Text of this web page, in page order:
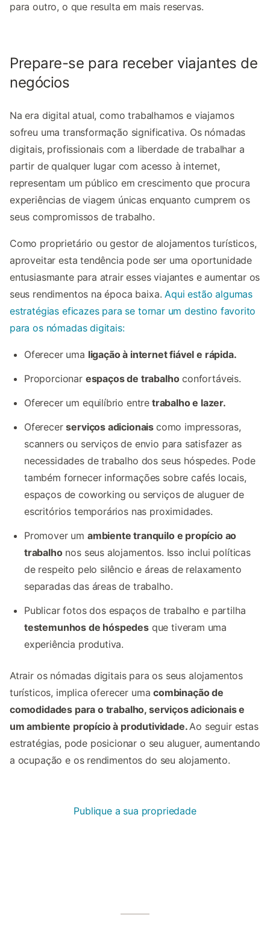
para outro, o que resulta em mais reservas.
Prepare-se para receber viajantes de
negócios
Na era digital atual, como trabalhamos e viajamos
sofreu uma transformação significativa. Os nómadas
digitais, profissionais com a liberdade de trabalhar a
partir de qualquer lugar com acesso à internet,
representam um público em crescimento que procura
experiências de viagem únicas enquanto cumprem os
seus compromissos de trabalho.
Como proprietário ou gestor de alojamentos turísticos,
aproveitar esta tendência pode ser uma oportunidade
entusiasmante para atrair esses viajantes e aumentar os
seus rendimentos na época baixa.Aqui estão algumas
estratégias eficazes para se tornar um destino favorito
para os nómadas digitais:
Oferecer uma ligação à internet fiável e rápida.
Proporcionar espaços de trabalhoconfortáveis.
Oferecer um equilíbrio entre trabalho e lazer.
Oferecerserviços adicionais como impressoras,
scanners ou serviços de envio para satisfazer as
necessidades de trabalho dos seus hóspedes. Pode
também fornecer informações sobre cafés locais,
espaços de coworking ou serviços de aluguer de
escritórios temporários nas proximidades.
Promover um ambiente tranquilo e propício ao
trabalhonos seus alojamentos. Isso inclui políticas
de respeito pelo silêncio e áreas de relaxamento
separadas das áreas de trabalho.
Publicar fotos dos espaços de trabalho e partilha
testemunhos de hóspedesque tiveram uma
experiência produtiva.
Atrair os nómadas digitais para os seus alojamentos
turísticos, implica oferecer umacombinação de
comodidades para o trabalho, serviços adicionais e
um ambiente propício à produtividade.Ao seguir estas
estratégias, pode posicionar o seu aluguer, aumentando
a ocupação e os rendimentos do seu alojamento.
Publique a sua propriedade